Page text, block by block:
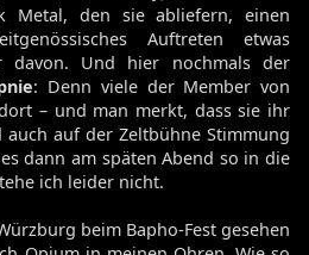
Metal, den sie abliefern, einen
Auftreten etwas
davon. Und hier nochmals der
: Denn viele der Member von
– und man merkt, dass sie ihr
auch auf der Zeltbühne Stimmung
dann am späten Abend so in die
ich leider nicht.
beim Bapho-Fest gesehen